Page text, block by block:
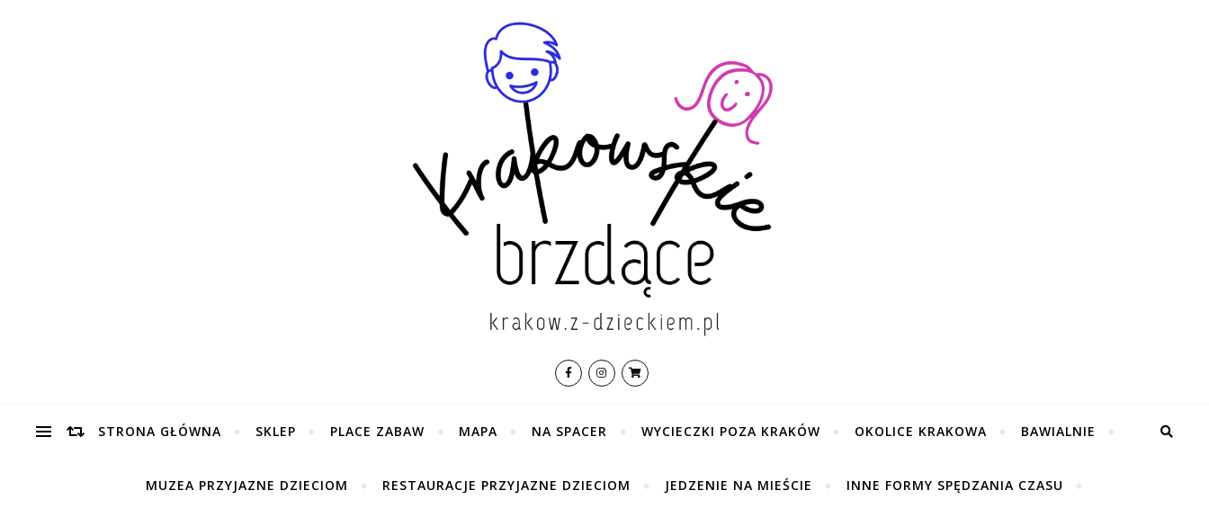
STRONA GŁÓWNA SKLEP PLACE ZABAW MAPA NA SPACER WYCIECZKI POZA KRAKÓW OKOLICE KRAKOWA BAWIALNIE
MUZEA PRZYJAZNE DZIECIOM RESTAURACJE PRZYJAZNE DZIECIOM JEDZENIE NA MIEŚCIE INNE FORMY SPĘDZANIA CZASU